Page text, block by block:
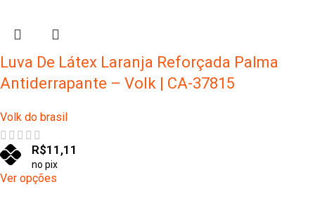
Luva De Látex Laranja Reforçada Palma
Antiderrapante – Volk | CA-37815
Volk do brasil
R$11,11
no pix
Ver opções